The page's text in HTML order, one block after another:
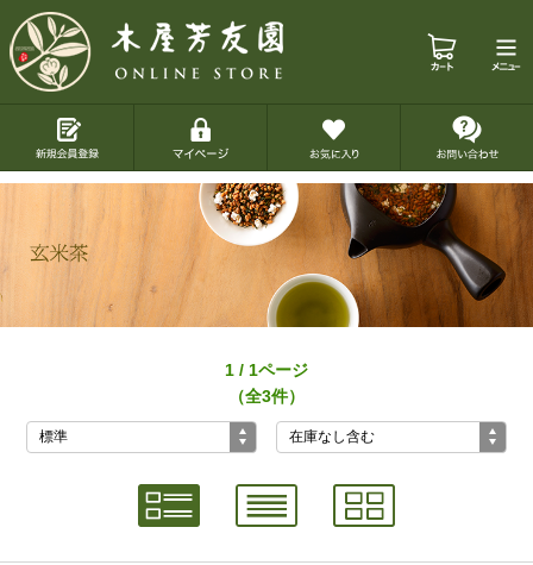
1 / 1ページ
（全3件）